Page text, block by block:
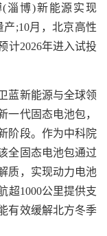
淄博)新能源实现
产;10月，北京高性
计2026年进入试投
新能源与全球领
一代固态电池包，
阶段。作为中科院
全固态电池包通过
质，实现动力电池
超1000公里提供支
有效缓解北方冬季